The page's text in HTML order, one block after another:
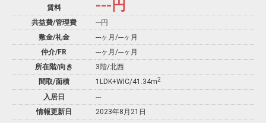
賃料 --- 円
共益費/管理費
---円
敷金/礼金
---ヶ月 /---ヶ月
仲介/FR
---ヶ月 /---ヶ月
所在階/向き
3階/北西
間取/面積
1LDK+WIC/41.34m2
入居日
---
情報更新日
2023年8月21日